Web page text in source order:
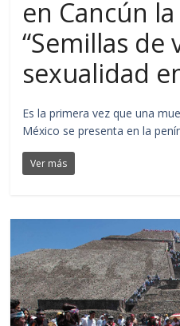
en Cancún
“Semillas de
sexualidad
Es la primera vez que una
México se presenta en la
Ver más